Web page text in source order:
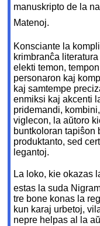
manuskripto de la
Matenoj.
Konsciante la
krimbranĉa
elektitemon,
personaron kaj
kaj samtempe
enmiksi kaj akcenti
pridemandi,
viglecon, la aŭtoro
buntkoloran tapiŝon
produktanto, sed
legantoj.
La loko, kie okazas
estas la suda
tre bone konas la
kun karaj urbetoj,
nepre helpas al la